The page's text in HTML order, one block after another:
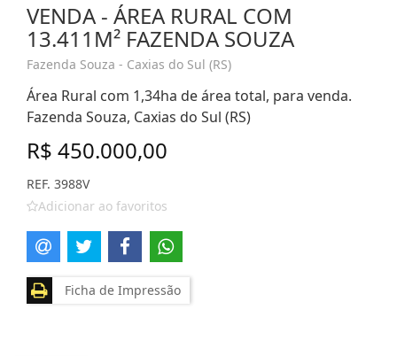
VENDA - ÁREA RURAL COM
13.411M² FAZENDA SOUZA
Fazenda Souza - Caxias do Sul (RS)
Área Rural com 1,34ha de área total, para venda.
Fazenda Souza, Caxias do Sul (RS)
R$ 450.000,00
REF. 3988V
Adicionar ao favoritos
Ficha de Impressão